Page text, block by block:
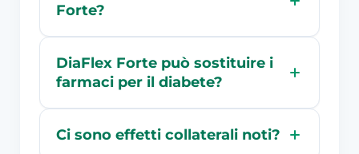
Forte?
DiaFlex Forte può sostituire i
farmaci per il diabete?
Ci sono effetti collaterali noti?